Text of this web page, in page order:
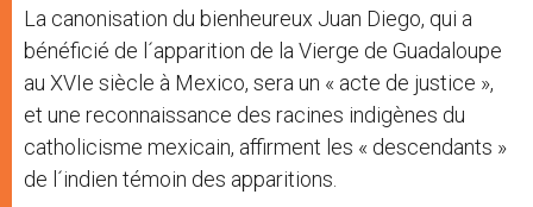
La canonisation du bienheureux Juan Diego, qui a
bénéficié de l´apparition de la Vierge de Guadaloupe
au XVIe siècle à Mexico, sera un « acte de justice »,
et une reconnaissance des racines indigènes du
catholicisme mexicain, affirment les « descendants »
de l´indien témoin des apparitions.